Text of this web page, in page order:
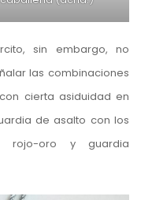
sin embargo, no
las combinaciones
cierta asiduidad en
de asalto con los
rojo-oro y guardia